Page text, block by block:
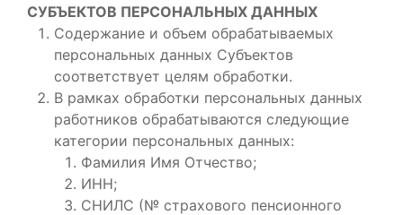
СУБЪЕКТОВ ПЕРСОНАЛЬНЫХ ДАННЫХ
Содержание и объем обрабатываемых
персональных данных Субъектов
соответствует целям обработки.
В рамках обработки персональных данных
работников обрабатываются следующие
категории персональных данных:
Фамилия Имя Отчество;
ИНН;
СНИЛС (№ страхового пенсионного